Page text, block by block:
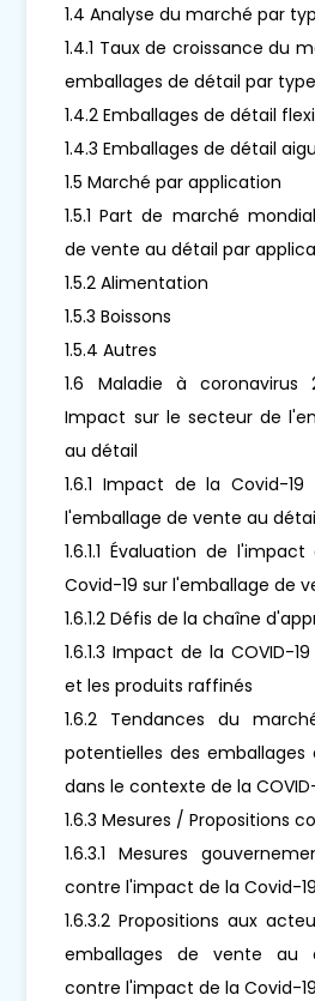
1.4 Analyse du marché par
1.4.1 Taux de croissance du
emballages de détail par type
1.4.2 Emballages de détail
1.4.3 Emballages de détail
1.5 Marché par application
1.5.1 Part de marché
de vente au détail par
1.5.2 Alimentation
1.5.3 Boissons
1.5.4 Autres
1.6 Maladie à coronavirus
Impact sur le secteur de
au détail
1.6.1 Impact de la Covid-
l'emballage de vente au
1.6.1.1 Évaluation de
Covid-19 sur l'emballage de
1.6.1.2 Défis de la chaîne
1.6.1.3 Impact de la COVID-
et les produits raffinés
1.6.2 Tendances du
potentielles des
dans le contexte de la
1.6.3 Mesures / Propositions
1.6.3.1 Mesures
contre l'impact de la Covid-19
1.6.3.2 Propositions aux
emballages de vente au
contre l'impact de la Covid-19